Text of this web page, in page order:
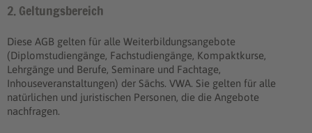
2. Geltungsbereich
Diese AGB gelten für alle Weiterbildungsangebote
(Diplomstudiengänge, Fachstudiengänge, Kompaktkurse,
Lehrgänge und Berufe, Seminare und Fachtage,
Inhouseveranstaltungen) der Sächs. VWA. Sie gelten für alle
natürlichen und juristischen Personen, die die Angebote
nachfragen.